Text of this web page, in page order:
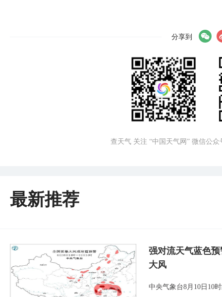
分享到
查天气 关注 “中国天气网” 微信公众
最新推荐
强对流天气蓝色
大风
中央气象台8月10日10